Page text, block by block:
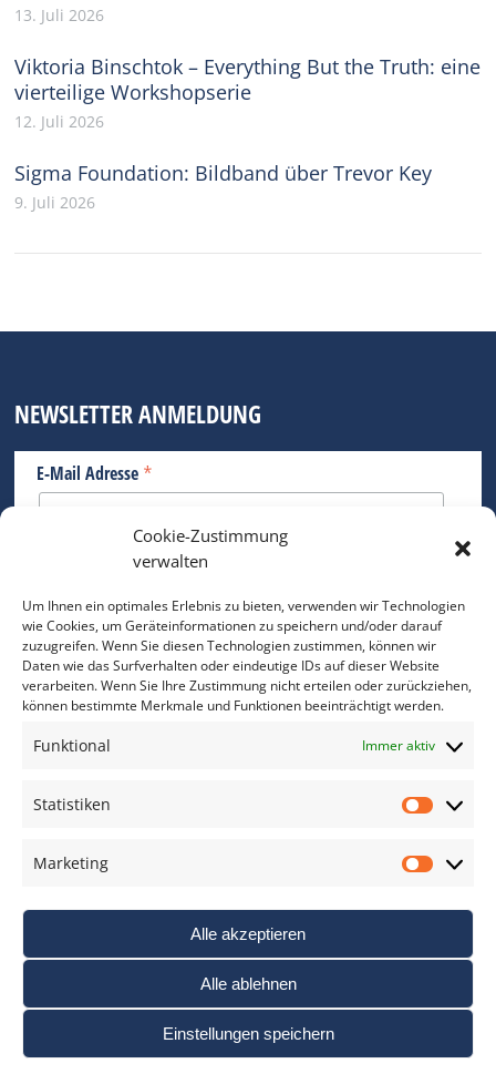
Cookie-Zustimmung
verwalten
Um Ihnen ein optimales Erlebnis zu bieten, verwenden wir Technologien
wie Cookies, um Geräteinformationen zu speichern und/oder darauf
zuzugreifen. Wenn Sie diesen Technologien zustimmen, können wir
Daten wie das Surfverhalten oder eindeutige IDs auf dieser Website
verarbeiten. Wenn Sie Ihre Zustimmung nicht erteilen oder zurückziehen,
können bestimmte Merkmale und Funktionen beeinträchtigt werden.
Funktional Immer aktiv
Statistiken
Marketing
Alle akzeptieren
Alle ablehnen
Einstellungen speichern
13. Juli 2026
Viktoria Binschtok – Everything But the Truth: eine
vierteilige Workshopserie
12. Juli 2026
Sigma Foundation: Bildband über Trevor Key
9. Juli 2026
NEWSLETTER ANMELDUNG
E-Mail Adresse *
Bitte geben Sie Ihre E-Mail Adresse ein.
*